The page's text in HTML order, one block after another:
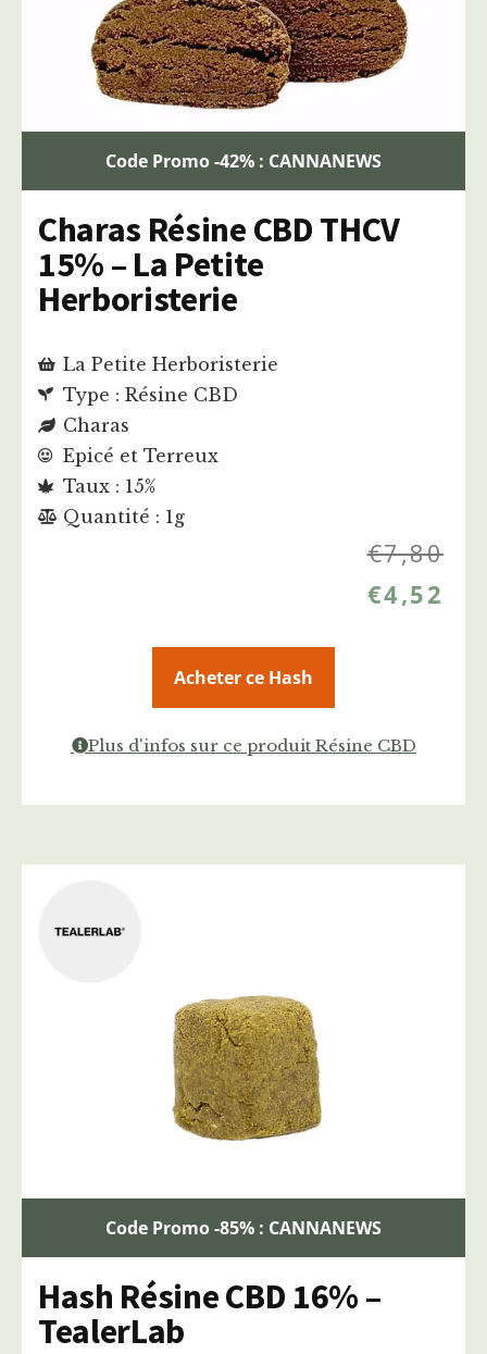
Code Promo -42% : CANNANEWS
Charas Résine CBD THCV
15% – La Petite
Herboristerie
La Petite Herboristerie
Type : Résine CBD
Charas
Epicé et Terreux
Taux : 15%
Quantité : 1g
€7,80
€4,52
Acheter ce Hash
Plus d'infos sur ce produit Résine CBD
Code Promo -85% : CANNANEWS
Hash Résine CBD 16% –
TealerLab